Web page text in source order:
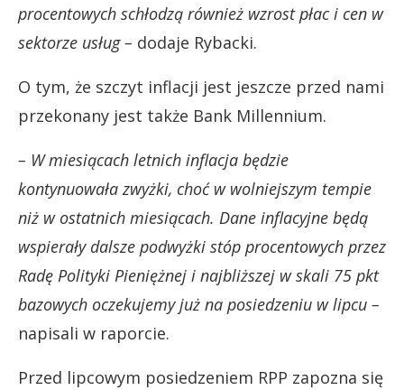
procentowych schłodzą również wzrost płac i cen w
sektorze usług – dodaje Rybacki.
O tym, że szczyt inflacji jest jeszcze przed nami
przekonany jest także Bank Millennium.
– W miesiącach letnich inflacja będzie
kontynuowała zwyżki, choć w wolniejszym tempie
niż w ostatnich miesiącach. Dane inflacyjne będą
wspierały dalsze podwyżki stóp procentowych przez
Radę Polityki Pieniężnej i najbliższej w skali 75 pkt
bazowych oczekujemy już na posiedzeniu w lipcu –
napisali w raporcie.
Przed lipcowym posiedzeniem RPP zapozna się